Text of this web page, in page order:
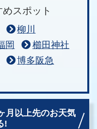
スポット
柳川
岡
櫛田神社
博多阪急
月以上先のお天気
!